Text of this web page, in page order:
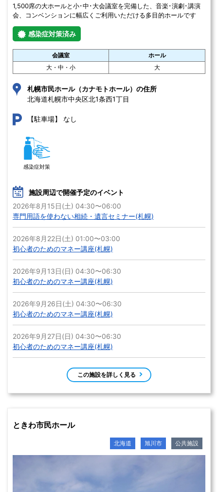
1,500席の大ホールと小･中･大会議室を完備した、音楽･演劇･講演
会、コンベンションに幅広くご利用いただける多目的ホールです
感染症対策済み
会議室
ホール
大・中・小
大
札幌市民ホール（カナモトホール）の住所
北海道札幌市中央区北1条西1丁目
【駐車場】 なし
感染症対策
施設周辺で開催予定のイベント
2026年8月15日(土) 04:30〜06:00
専門用語を使わない相続・遺言セミナー(札幌)
2026年8月22日(土) 01:00〜03:00
初心者のためのマネー講座(札幌)
2026年9月13日(日) 04:30〜06:30
初心者のためのマネー講座(札幌)
2026年9月26日(土) 04:30〜06:30
初心者のためのマネー講座(札幌)
2026年9月27日(日) 04:30〜06:30
初心者のためのマネー講座(札幌)
この施設を詳しく見る
ときわ市民ホール
北海道 旭川市 公共施設